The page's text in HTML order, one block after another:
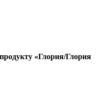
«Глория/Глория